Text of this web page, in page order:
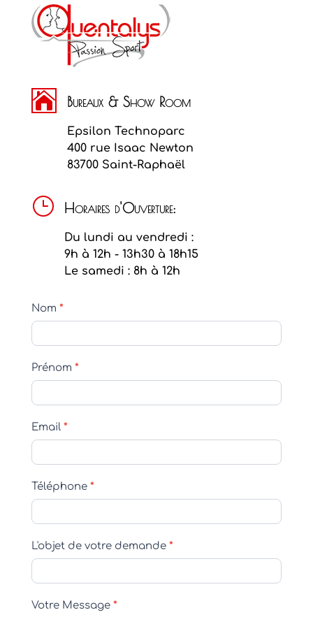
 Bureaux & Show Room
Epsilon Technoparc
400 rue Isaac Newton
83700 Saint-Raphaël
} Horaires d'Ouverture:
Du lundi au vendredi :
9h à 12h - 13h30 à 18h15
Le samedi : 8h à 12h
Formulaire
de
Contact
Nom *
Prénom *
Email *
Téléphone *
L'objet de votre demande *
Votre Message *